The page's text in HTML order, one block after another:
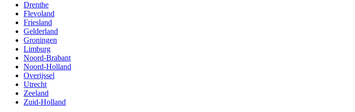
Drenthe
Flevoland
Friesland
Gelderland
Groningen
Limburg
Noord-Brabant
Noord-Holland
Overijssel
Utrecht
Zeeland
Zuid-Holland